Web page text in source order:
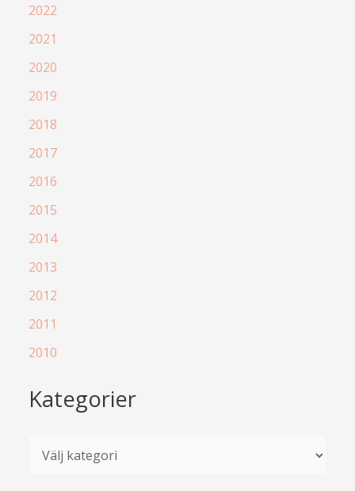
2022
2021
2020
2019
2018
2017
2016
2015
2014
2013
2012
2011
2010
Kategorier